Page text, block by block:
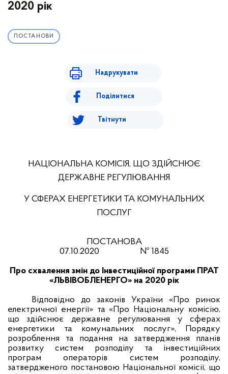
2020 рік
ПОСТАНОВИ
Надрукувати
Поділитися
Твітнути
НАЦІОНАЛЬНА КОМІСІЯ, ЩО ЗДІЙСНЮЄ
ДЕРЖАВНЕ РЕГУЛЮВАННЯ
У СФЕРАХ ЕНЕРГЕТИКИ ТА КОМУНАЛЬНИХ
ПОСЛУГ
ПОСТАНОВА
07.10.2020
№ 1845
Про схвалення змін до Інвестиційної програми ПРАТ
«ЛЬВІВОБЛЕНЕРГО» на 2020 рік
Відповідно до законів України «Про ринок
електричної енергії» та «Про Національну комісію,
що здійснює державне регулювання у сферах
енергетики та комунальних послуг», Порядку
розроблення та подання на затвердження планів
розвитку систем розподілу та інвестиційних
програм операторів систем розподілу,
затвердженого постановою Національної комісії, що